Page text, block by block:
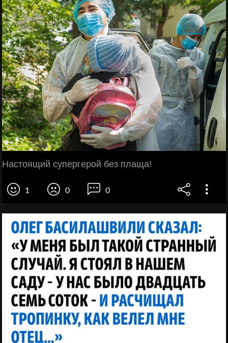
Настоящий супергерой без плаща!
1 0 0